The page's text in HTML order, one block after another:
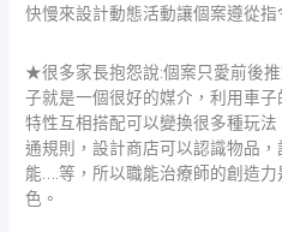
快慢來設計動態活動讓個案遵從
★很多家長抱怨說:個案只愛前後
子就是一個很好的媒介，利用車子
特性互相搭配可以變換很多種玩
通規則，設計商店可以認識物品
能….等，所以職能治療師的創造
色。